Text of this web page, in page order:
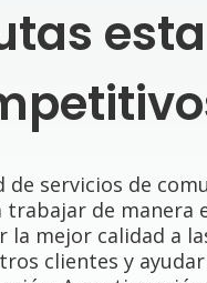
de servicios de
de manera
la mejor calidad a
clientes y